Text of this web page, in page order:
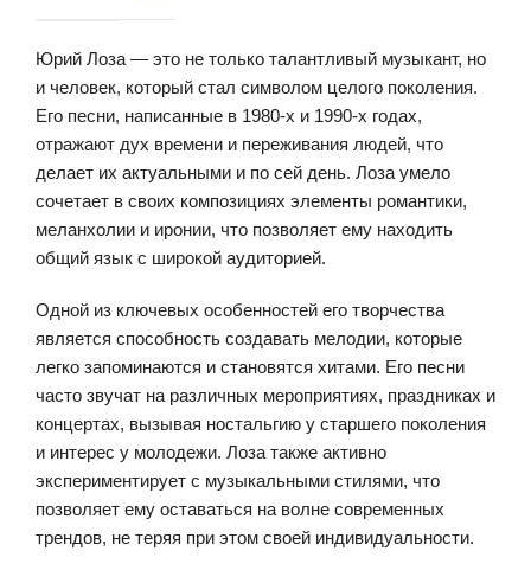
Юрий Лоза — это не только талантливый музыкант, но
и человек, который стал символом целого поколения.
Его песни, написанные в 1980-х и 1990-х годах,
отражают дух времени и переживания людей, что
делает их актуальными и по сей день. Лоза умело
сочетает в своих композициях элементы романтики,
меланхолии и иронии, что позволяет ему находить
общий язык с широкой аудиторией.
Одной из ключевых особенностей его творчества
является способность создавать мелодии, которые
легко запоминаются и становятся хитами. Его песни
часто звучат на различных мероприятиях, праздниках и
концертах, вызывая ностальгию у старшего поколения
и интерес у молодежи. Лоза также активно
экспериментирует с музыкальными стилями, что
позволяет ему оставаться на волне современных
трендов, не теряя при этом своей индивидуальности.